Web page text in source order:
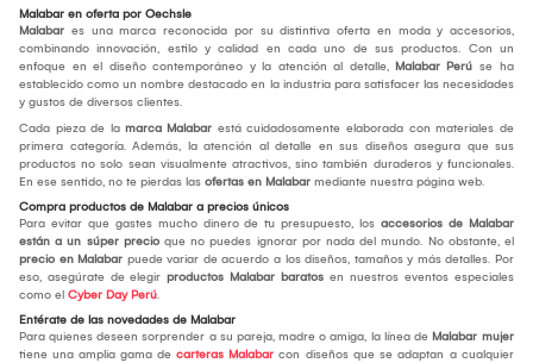
Malabar en oferta por Oechsle
Malabar es una marca reconocida por su distintiva oferta en moda y accesorios,
combinando innovación, estilo y calidad en cada uno de sus productos. Con un
enfoque en el diseño contemporáneo y la atención al detalle, Malabar Perú se ha
establecido como un nombre destacado en la industria para satisfacer las necesidades
y gustos de diversos clientes.
Cada pieza de la marca Malabar está cuidadosamente elaborada con materiales de
primera categoría. Además, la atención al detalle en sus diseños asegura que sus
productos no solo sean visualmente atractivos, sino también duraderos y funcionales.
En ese sentido, no te pierdas las ofertas en Malabar mediante nuestra página web.
Compra productos de Malabar a precios únicos
Para evitar que gastes mucho dinero de tu presupuesto, los accesorios de Malabar
están a un súper precio que no puedes ignorar por nada del mundo. No obstante, el
precio en Malabar puede variar de acuerdo a los diseños, tamaños y más detalles. Por
eso, asegúrate de elegir productos Malabar baratos en nuestros eventos especiales
como el Cyber Day Perú.
Entérate de las novedades de Malabar
Para quienes deseen sorprender a su pareja, madre o amiga, la línea de Malabar mujer
tiene una amplia gama de carteras Malabar con diseños que se adaptan a cualquier